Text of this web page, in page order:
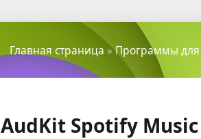
Главная страница »Программы для
AudKit Spotify